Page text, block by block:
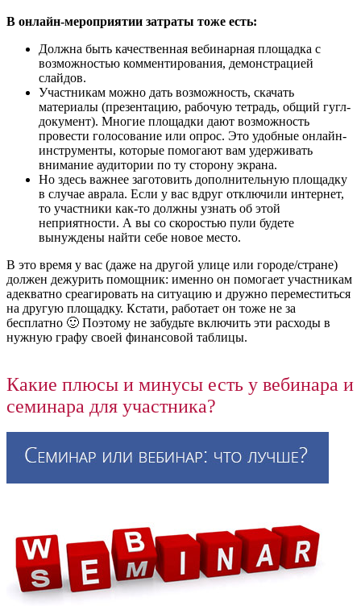
В онлайн-мероприятии затраты тоже есть:
Должна быть качественная вебинарная площадка с
возможностью комментирования, демонстрацией
слайдов.
Участникам можно дать возможность, скачать
материалы (презентацию, рабочую тетрадь, общий гугл-
документ). Многие площадки дают возможность
провести голосование или опрос. Это удобные онлайн-
инструменты, которые помогают вам удерживать
внимание аудитории по ту сторону экрана.
Но здесь важнее заготовить дополнительную площадку
в случае аврала. Если у вас вдруг отключили интернет,
то участники как-то должны узнать об этой
неприятности. А вы со скоростью пули будете
вынуждены найти себе новое место.
В это время у вас (даже на другой улице или городе/стране)
должен дежурить помощник: именно он помогает участникам
адекватно среагировать на ситуацию и дружно переместиться
на другую площадку. Кстати, работает он тоже не за
бесплатно 🙂 Поэтому не забудьте включить эти расходы в
нужную графу своей финансовой таблицы.
Какие плюсы и минусы есть у вебинара и
семинара для участника?